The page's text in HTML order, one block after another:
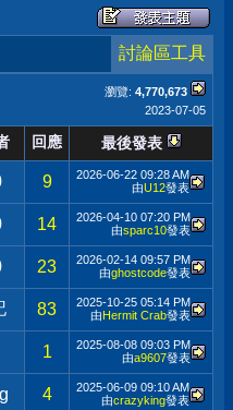
討論區工具
瀏覽: 4,770,673
2023-07-05
回應 最後發表
9 2026-06-22 09:28 AM
由U12發表
14 2026-04-10 07:20 PM
由sparc10發表
23 2026-02-14 09:57 PM
由ghostcode發表
83 2025-10-25 05:14 PM
由Hermit Crab發表
1 2025-08-08 09:03 PM
由a9607發表
4 2025-06-09 09:10 AM
由crazyking發表